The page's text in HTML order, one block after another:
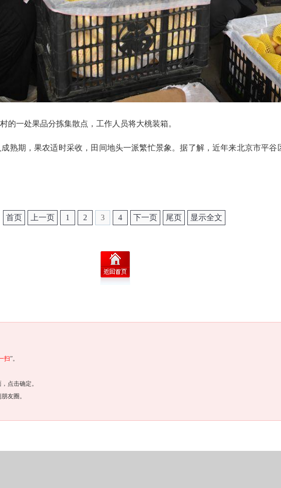
的一处果品分拣集散点，工作人员将大桃装箱。
熟期，果农适时采收，田间地头一派繁忙景象。据了解，近年来北京市平谷
首页 上一页 1 2 3 4 下一页 尾页 显示全文
扫”。
点击确定。
友圈。